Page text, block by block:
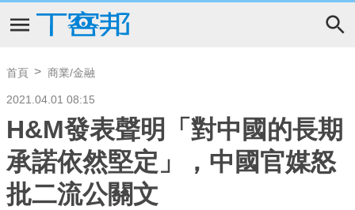
首頁 商業/金融
2021.04.01 08:15
H&M發表聲明「對中國的長期
承諾依然堅定」，中國官媒怒
批二流公關文